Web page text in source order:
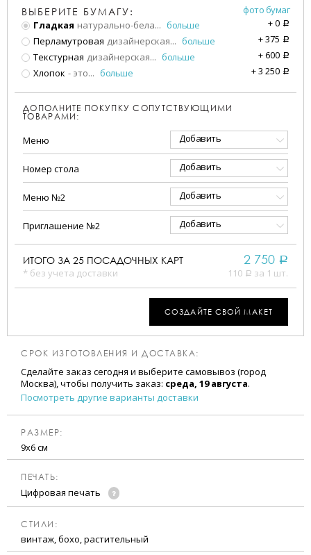
ВЫБЕРИТЕ БУМАГУ:
фото бумаг
Гладкая натурально-бела... больше +0 a
Перламутровая дизайнерская... больше +375 a
Текстурная дизайнерская... больше +600 a
Хлопок - это... больше +3 250 a
ДОПОЛНИТЕ ПОКУПКУ СОПУТСТВУЮЩИМИ
ТОВАРАМИ:
Меню Добавить
Номер стола Добавить
Меню №2 Добавить
Приглашение №2 Добавить
ИТОГО ЗА 25 ПОСАДОЧНЫХ КАРТ
* без учета доставки
2 750 a
110 a за 1 шт.
СОЗДАЙТЕ СВОЙ МАКЕТ
СРОК ИЗГОТОВЛЕНИЯ И ДОСТАВКА:
Сделайте заказ сегодня и выберите самовывоз (город
Москва), чтобы получить заказ: среда, 19 августа.
Посмотреть другие варианты доставки
РАЗМЕР:
9х6 см
ПЕЧАТЬ:
Цифровая печать
CТИЛИ:
винтаж, бохо, растительный